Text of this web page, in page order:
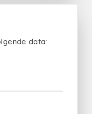
data: